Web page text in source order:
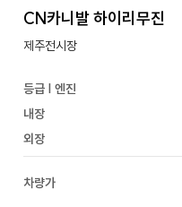
CN카니발 하이리무진
제주전시장
등급 | 엔진
내장
외장
차량가